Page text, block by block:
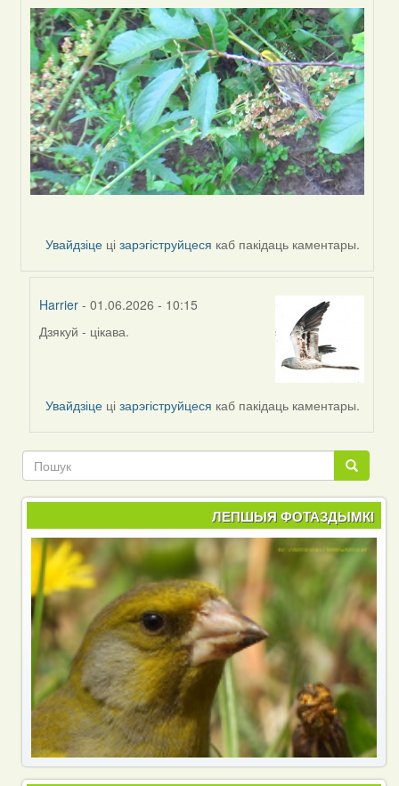
Увайдзіце цізарэгіструйцеся каб пакідаць каментары.
Harrier - 01.06.2026 - 10:15
In
pva
Дзякуй - цікава.
Увайдзіце цізарэгіструйцеся каб пакідаць каментары.
Пошук
Пошук
ЛЕПШЫЯ ФОТАЗДЫМКІ